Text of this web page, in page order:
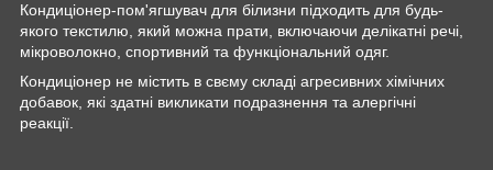
Кондиціонер-пом'ягшувач для білизни підходить для будь-
якого текстилю, який можна прати, включаючи делікатні речі,
мікроволокно, спортивний та функціональний одяг.
Кондиціонер не містить в свєму складі агресивних хімічних
добавок, які здатні викликати подразнення та алергічні
реакції.